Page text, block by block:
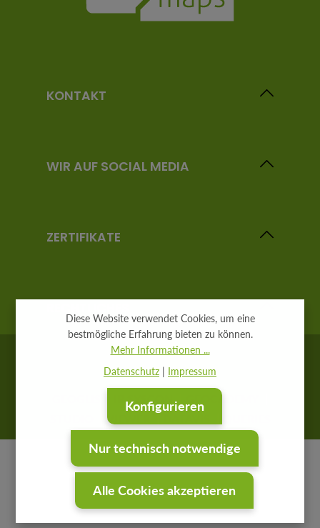
KONTAKT
WIR AUF SOCIAL MEDIA
ZERTIFIKATE
GEOCADEMY
VIEWER
Diese Website verwendet Cookies, um eine
bestmögliche Erfahrung bieten zu können.
Mehr Informationen ...
Datenschutz | Impressum
Nur technisch notwendige
Konfigurieren
Alle Cookies akzeptieren